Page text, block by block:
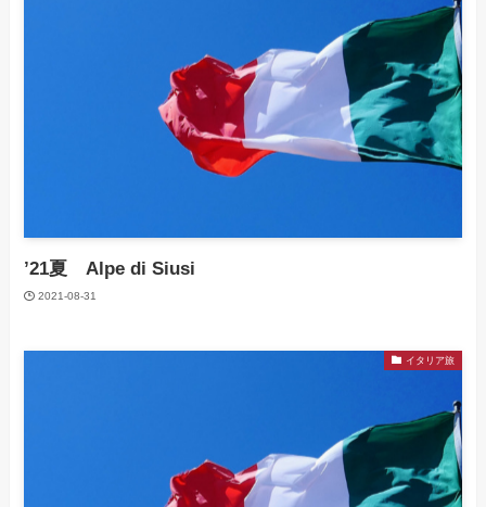
’21夏 Alpe di Siusi
2021-08-31
イタリア旅